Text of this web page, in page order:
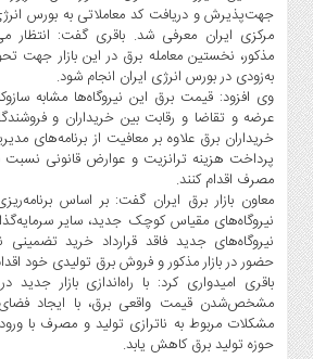
کشاورزی
و
صنایع
غذایی
سیاسی
و
بین
الملل
نگاه
روز
گوناگون
جهت‌پذیرش و دریافت کد معاملاتی به بورس
مرکزی ایران معرفی شد. باقری گفت: انتظار
به‌زودی در بورس انرژی ایران انجام شود.
وی افزود: قیمت برق این نیروگاه‌ها مشابه
عرضه و تقاضا و رقابت بین خریداران و
خریداران برق علاوه بر معافیت از برنامه‌های
پرداخت هزینه ترانزیت و عوارض قانونی نسبت
مصرف اقدام کنند.
معاون بازار برق ایران گفت: بر اساس
نیروگاه‌های مقیاس کوچک جدید، سایر
نیروگاه‌های جدید فاقد قرارداد خرید
حضور در بازار مذکور و فروش برق تولیدی خود
باقری امیدواری کرد: با راه‌اندازی بازار جدید
مشخص‌شدن قیمت واقعی برق، با ایجاد فضای
مشکلات مربوط به ناترازی تولید و مصرف با
حوزه تولید برق کاهش یابد.